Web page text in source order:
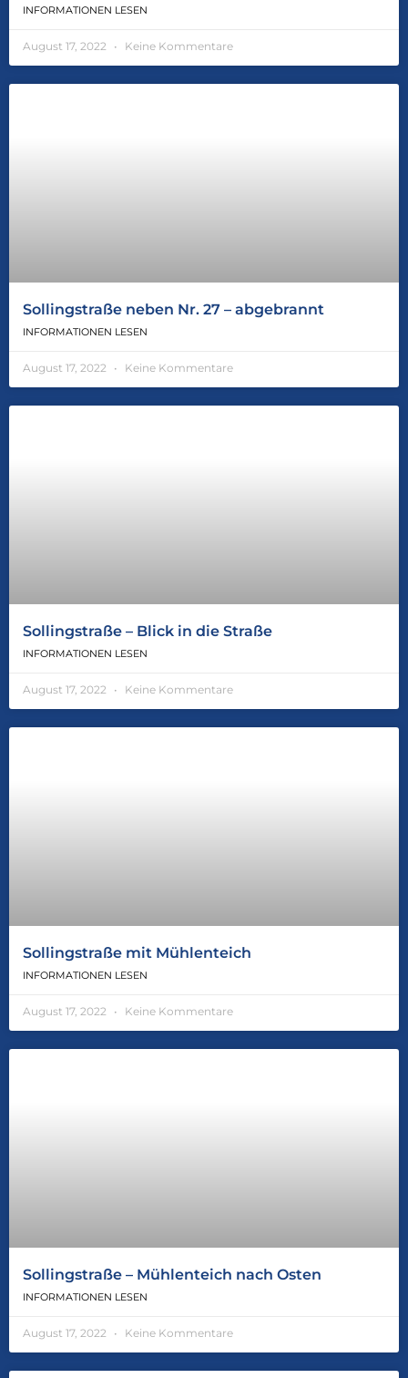
INFORMATIONEN LESEN
August 17, 2022 Keine Kommentare
Sollingstraße neben Nr. 27 – abgebrannt
INFORMATIONEN LESEN
August 17, 2022 Keine Kommentare
Sollingstraße – Blick in die Straße
INFORMATIONEN LESEN
August 17, 2022 Keine Kommentare
Sollingstraße mit Mühlenteich
INFORMATIONEN LESEN
August 17, 2022 Keine Kommentare
Sollingstraße – Mühlenteich nach Osten
INFORMATIONEN LESEN
August 17, 2022 Keine Kommentare